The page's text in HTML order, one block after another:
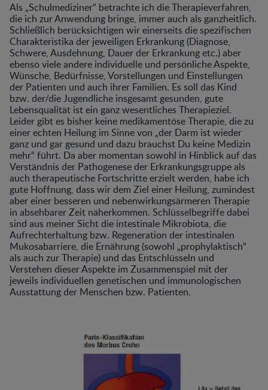
Als „Schulmediziner“ betrachte ich die Therapieverfahren,
die ich zur Anwendung bringe, immer auch als ganzheitlich.
Schließlich berücksichtigen wir einerseits die spezifischen
Charakteristika der jeweiligen Erkrankung (Diagnose,
Schwere, Ausdehnung, Dauer der Erkrankung etc.) aber
ebenso viele andere individuelle und persönliche Aspekte,
Wünsche, Bedürfnisse, Vorstellungen und Einstellungen
der Patienten und auch ihrer Familien. Es soll das Kind
bzw. der/die Jugendliche insgesamt gesunden, gute
Lebensqualität ist ein ganz wesentliches Therapieziel.
Leider gibt es bisher keine medikamentöse Therapie, die zu
einer echten Heilung im Sinne von „der Darm ist wieder
ganz und gar gesund und dazu brauchst Du keine Medizin
mehr“ führt. Da aber momentan sowohl in Hinblick auf das
Verständnis der Pathogenese der Erkrankungsgruppe als
auch therapeutische Fortschritte erzielt werden, habe ich
gute Hoffnung, dass wir dem Ziel einer Heilung, zumindest
aber einer besseren und nebenwirkungsärmeren Therapie
in absehbarer Zeit näherkommen. Schlüsselbegriffe dabei
sind aus meiner Sicht die intestinale Mikrobiota, die
Aufrechterhaltung bzw. Regeneration der intestinalen
Mukosabarriere, die Ernährung (sowohl „prophylaktisch“
als auch zur Therapie) und das Entschlüsseln und
Verstehen dieser Aspekte im Zusammenspiel mit der
jeweils individuellen genetischen und immunologischen
Ausstattung der Menschen bzw. Patienten.